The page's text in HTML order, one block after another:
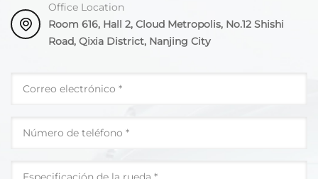
Office Location
Room 616, Hall 2, Cloud Metropolis, No.12 Shishi
Road, Qixia District, Nanjing City